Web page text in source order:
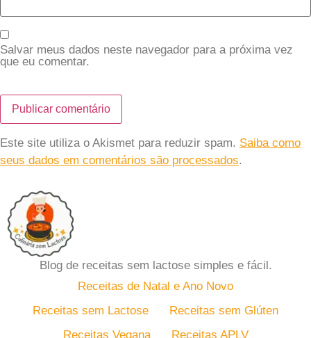
Salvar meus dados neste navegador para a próxima vez
que eu comentar.
Este site utiliza o Akismet para reduzir spam. Saiba como
seus dados em comentários são processados.
Blog de receitas sem lactose simples e fácil.
Receitas de Natal e Ano Novo
Receitas sem Lactose
Receitas sem Glúten
Receitas Vegana
Receitas APLV